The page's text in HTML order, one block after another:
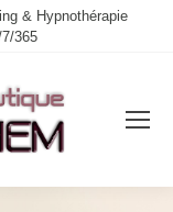
& Hypnothérapie
365